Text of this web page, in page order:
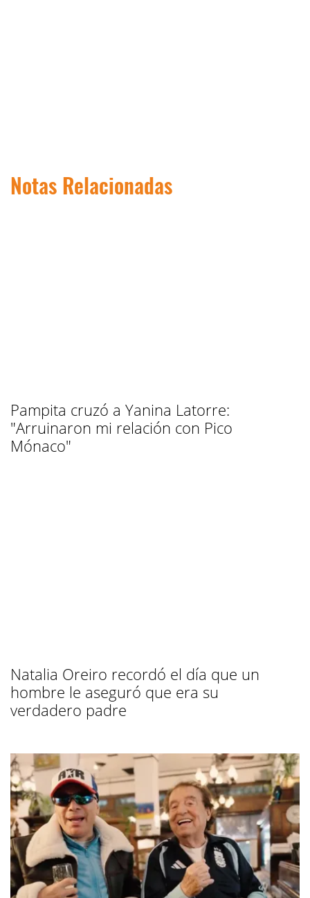
Notas Relacionadas
Pampita cruzó a Yanina Latorre:
"Arruinaron mi relación con Pico
Mónaco"
Natalia Oreiro recordó el día que un
hombre le aseguró que era su
verdadero padre